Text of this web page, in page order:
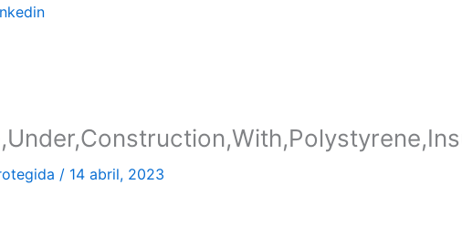
/ 14 abril, 2023